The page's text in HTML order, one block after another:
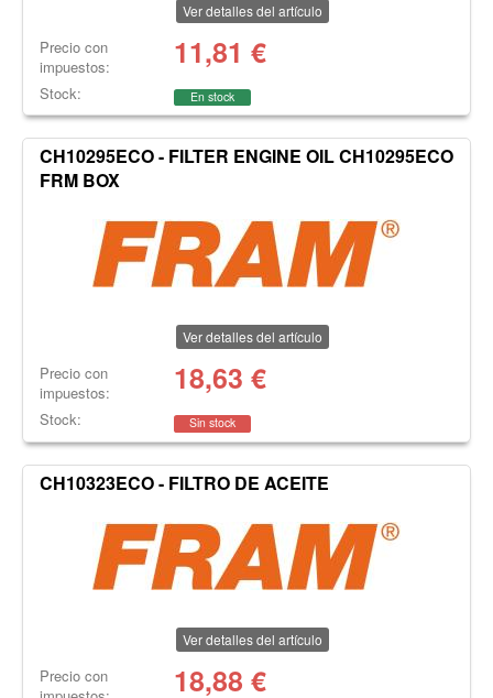
Ver detalles del artículo
Precio con
impuestos:
11,81 €
Stock: En stock
CH10295ECO - FILTER ENGINE OIL CH10295ECO
FRM BOX
Ver detalles del artículo
Precio con
impuestos:
18,63 €
Stock: Sin stock
CH10323ECO - FILTRO DE ACEITE
Ver detalles del artículo
Precio con
18,88 €